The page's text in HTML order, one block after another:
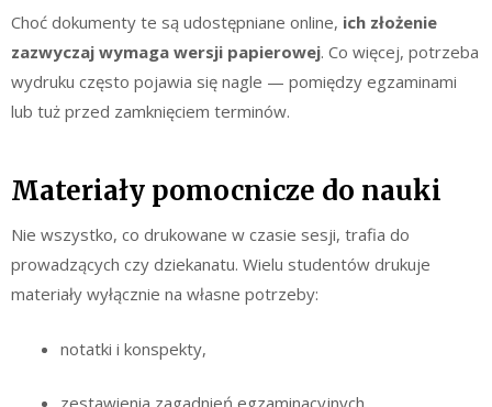
Choć dokumenty te są udostępniane online, ich złożenie
zazwyczaj wymaga wersji papierowej. Co więcej, potrzeba
wydruku często pojawia się nagle — pomiędzy egzaminami
lub tuż przed zamknięciem terminów.
Materiały pomocnicze do nauki
Nie wszystko, co drukowane w czasie sesji, trafia do
prowadzących czy dziekanatu. Wielu studentów drukuje
materiały wyłącznie na własne potrzeby:
notatki i konspekty,